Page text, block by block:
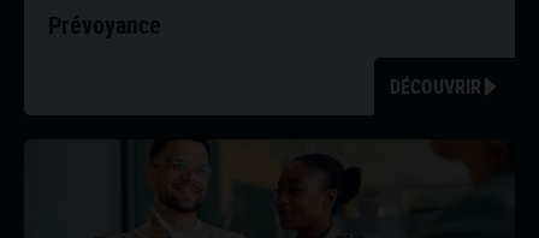
Prévoyance
DÉCOUVRIR